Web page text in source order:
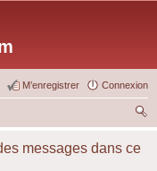
Connexion
M’enregistrer
her
messages dans ce